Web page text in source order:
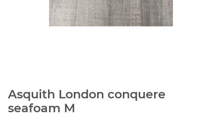
Asquith London conquere
seafoam M